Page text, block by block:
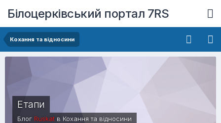
Білоцерківський портал 7RS
Кохання та відносини
Етапи
Блог Ruskat в Кохання та відносини